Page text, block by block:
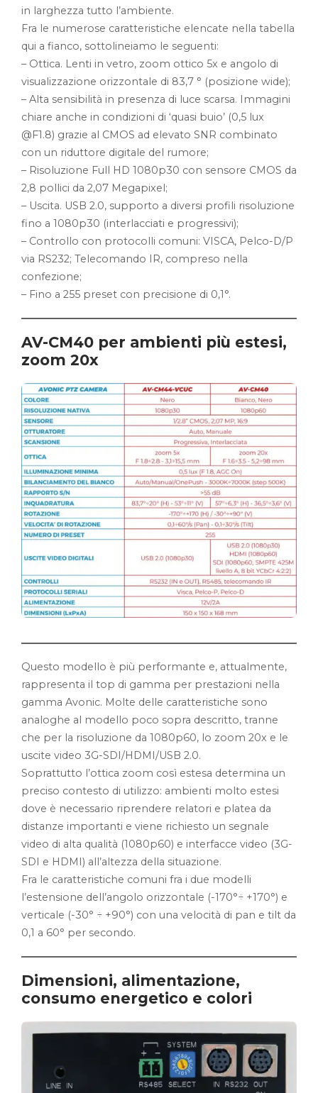
in larghezza tutto l’ambiente.
Fra le numerose caratteristiche elencate nella tabella
qui a fianco, sottolineiamo le seguenti:
– Ottica. Lenti in vetro, zoom ottico 5x e angolo di
visualizzazione orizzontale di 83,7 ° (posizione wide);
– Alta sensibilità in presenza di luce scarsa. Immagini
chiare anche in condizioni di ‘quasi buio’ (0,5 lux
@F1.8) grazie al CMOS ad elevato SNR combinato
con un riduttore digitale del rumore;
– Risoluzione Full HD 1080p30 con sensore CMOS da
2,8 pollici da 2,07 Megapixel;
– Uscita. USB 2.0, supporto a diversi profili risoluzione
fino a 1080p30 (interlacciati e progressivi);
– Controllo con protocolli comuni: VISCA, Pelco-D/P
via RS232; Telecomando IR, compreso nella
confezione;
– Fino a 255 preset con precisione di 0,1°.
AV-CM40 per ambienti più estesi,
zoom 20x
Questo modello è più performante e, attualmente,
rappresenta il top di gamma per prestazioni nella
gamma Avonic. Molte delle caratteristiche sono
analoghe al modello poco sopra descritto, tranne
che per la risoluzione da 1080p60, lo zoom 20x e le
uscite video 3G-SDI/HDMI/USB 2.0.
Soprattutto l’ottica zoom così estesa determina un
preciso contesto di utilizzo: ambienti molto estesi
dove è necessario riprendere relatori e platea da
distanze importanti e viene richiesto un segnale
video di alta qualità (1080p60) e interfacce video (3G-
SDI e HDMI) all’altezza della situazione.
Fra le caratteristiche comuni fra i due modelli
l’estensione dell’angolo orizzontale (-170°÷ +170°) e
verticale (-30° ÷ +90°) con una velocità di pan e tilt da
0,1 a 60° per secondo.
Dimensioni, alimentazione,
consumo energetico e colori